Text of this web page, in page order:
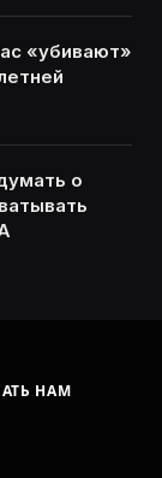
«убивают»
о
НАМ